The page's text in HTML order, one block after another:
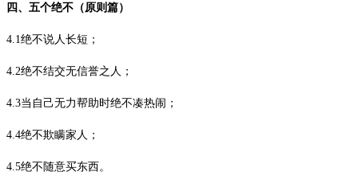
四、五个绝不（原则篇）
4.1 绝不说人长短；
4.2绝不结交无信誉之人；
4.3当自己无力帮助时绝不凑热闹；
4.4绝不欺瞒家人；
4.5绝不随意买东西。